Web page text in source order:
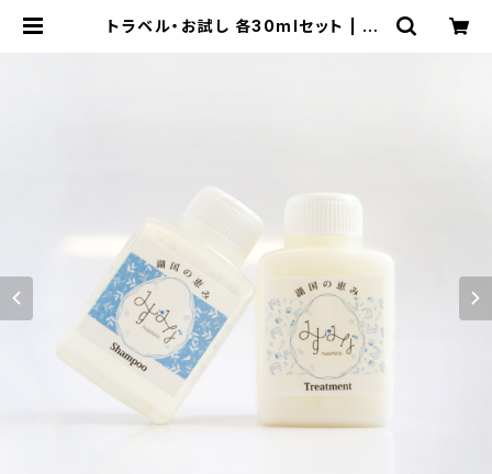
トラベル・お試し 各30mlセット | mi